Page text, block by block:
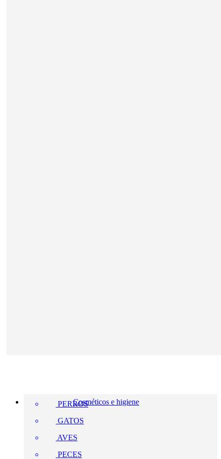
Cosméticos e higiene
PERROS
GATOS
AVES
PECES